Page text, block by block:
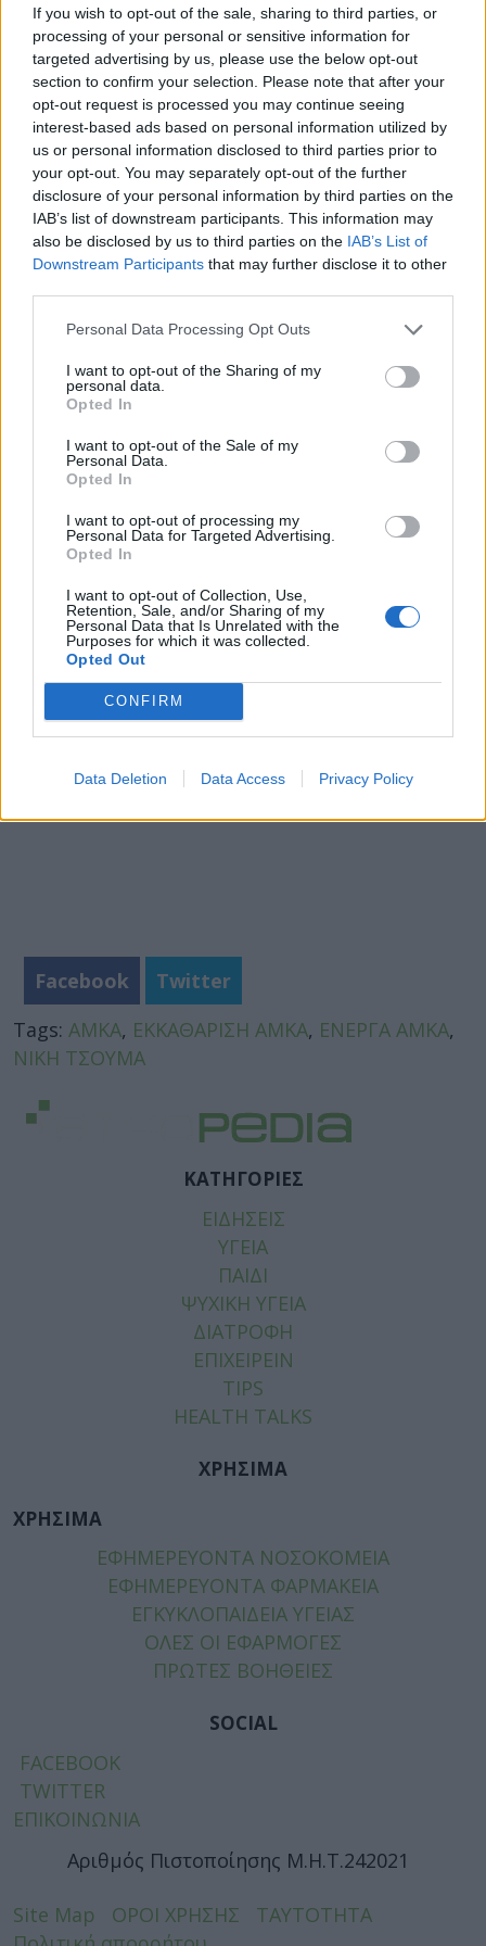
If you wish to opt-out of the sale, sharing to third parties, or
processing of your personal or sensitive information for
targeted advertising by us, please use the below opt-out
section to confirm your selection. Please note that after your
opt-out request is processed you may continue seeing
interest-based ads based on personal information utilized by
us or personal information disclosed to third parties prior to
your opt-out. You may separately opt-out of the further
disclosure of your personal information by third parties on the
IAB’s list of downstream participants. This information may
also be disclosed by us to third parties on the IAB’s List of
Downstream Participants that may further disclose it to other
Personal Data Processing Opt Outs
I want to opt-out of the Sharing of my
personal data.
Opted In
I want to opt-out of the Sale of my
Personal Data.
Opted In
I want to opt-out of processing my
Personal Data for Targeted Advertising.
Opted In
I want to opt-out of Collection, Use,
Retention, Sale, and/or Sharing of my
Personal Data that Is Unrelated with the
Purposes for which it was collected.
Opted Out
CONFIRM
Data Deletion Data Access Privacy Policy
Επίσης, απαντώντας στις δηλώσεις πως «τα 3/4
των ογκολογικών φαρμάκων που συνταγογραφούνται
στην Ελλάδα συνταγογραφούνται άσκοπα και οι
ασθενείς δεν τα χρειάζονται» , στοιχεία για τα
οποία ο υπουργός Υγείας επικαλέστηκε
συνάντηση που είχε με την ΕΟΠΕ, οι Παθολόγοι
– Ογκολόγοι απαντούν:
«Η ΕΟΠΕ θεωρεί πως η χρήση των ογκολογικών
φαρμάκων από τους παθολόγους ογκολόγους γίνεται
με ορθολογικό τρόπο, για τη βέλτιστη αντιμετώπιση
των ασθενών μας και σε εφαρμογή των διεθνών και
θεραπευτικών πρωτοκόλλων, όπως έχουν
δημοσιευθεί και επικυρωθεί από την Πολιτεία.
Ωστόσο, αποτελεί πάγιο αίτημα της Εταιρείας μας η
καθιέρωση των θεραπευτικών πρωτοκόλλων και η
εφαρμογή τους και σε επίπεδο συνταγογράφησης
(ΗΔΙΚΑ) και αποζημίωσης (ΕΟΠΥΥ), κατεύθυνση προς
την οποία κινούμαστε σε συνεργασία με το
θεσμικούς φορείς».
Facebook
Twitter
Tags: ΑΜΚΑ, ΕΚΚΑΘΑΡΙΣΗ ΑΜΚΑ, ΕΝΕΡΓΑ ΑΜΚΑ,
ΝΙΚΗ ΤΣΟΥΜΑ
ΚΑΤΗΓΟΡΙΕΣ
ΕΙΔΗΣΕΙΣ
ΥΓΕΙΑ
ΠΑΙΔΙ
ΨΥΧΙΚΗ ΥΓΕΙΑ
ΔΙΑΤΡΟΦΗ
ΕΠΙΧΕΙΡΕΙΝ
TIPS
HEALTH TALKS
ΧΡΗΣΙΜΑ
ΧΡΗΣΙΜΑ
ΕΦΗΜΕΡΕΥΟΝΤΑ ΝΟΣΟΚΟΜΕΙΑ
ΕΦΗΜΕΡΕΥΟΝΤΑ ΦΑΡΜΑΚΕΙΑ
ΕΓΚΥΚΛΟΠΑΙΔΕΙΑ ΥΓΕΙΑΣ
ΟΛΕΣ ΟΙ ΕΦΑΡΜΟΓΕΣ
ΠΡΩΤΕΣ ΒΟΗΘΕΙΕΣ
SOCIAL
FACEBOOK
TWITTER
ΕΠΙΚΟΙΝΩΝΙΑ
Αριθμός Πιστοποίησης Μ.Η.Τ.242021
Site Map ΟΡΟΙ ΧΡΗΣΗΣ
ΤΑΥΤΟΤΗΤΑ